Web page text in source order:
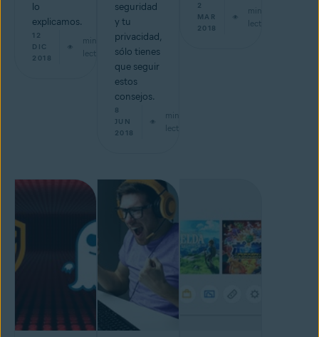
lo
explicamos.
12
DIC
2018
min de
lectura
seguridad
y tu
privacidad,
sólo tienes
que seguir
estos
consejos.
8
JUN
2018
min de
lectura
2
MAR
2018
min de
lectura